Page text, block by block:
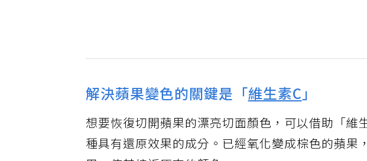
解決蘋果變色的關鍵是「維生素C」
想要恢復切開蘋果的漂亮切面顏色，可以借助「維
種具有還原效果的成分。已經氧化變成棕色的蘋果